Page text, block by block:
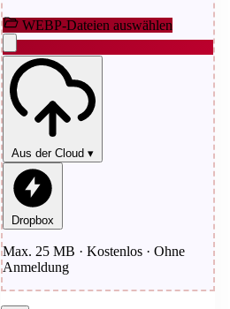
WEBP-Dateien auswählen
Aus der Cloud ▾
Dropbox
Max. 25 MB · Kostenlos · Ohne
Anmeldung